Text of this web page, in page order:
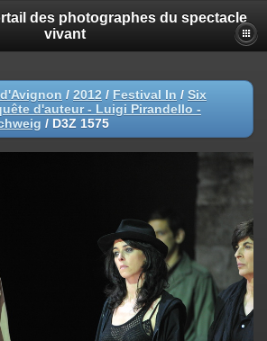
des photographes du spectacle
vivant
/ 2012 / Festival In / Six
d'auteur - Luigi Pirandello -
/ D3Z 1575